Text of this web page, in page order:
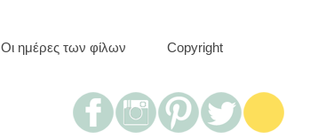
Οι ημέρες των φίλων Copyright